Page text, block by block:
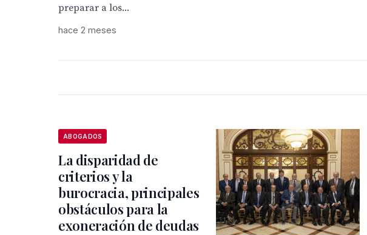
preparar a los...
hace 2 meses
ABOGADOS
La disparidad de
criterios y la
burocracia, principales
obstáculos para la
exoneración de deudas